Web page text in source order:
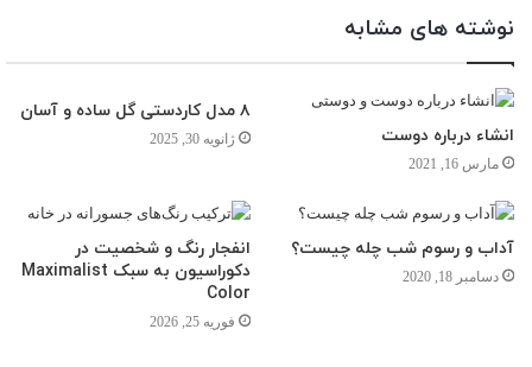
نوشته های مشابه
انشاء درباره دوست
مارس 16, 2021
۸ مدل کاردستی گل ساده و آسان
ژانویه 30, 2025
آداب و رسوم شب چله چیست؟
دسامبر 18, 2020
انفجار رنگ و شخصیت در
دکوراسیون به سبک Maximalist
Color
فوریه 25, 2026